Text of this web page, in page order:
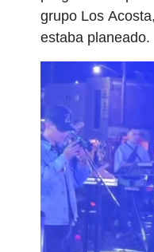
grupo Los
estaba planeado.